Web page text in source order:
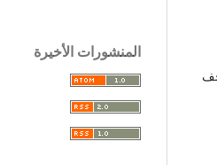
المنشورات الأخيرة